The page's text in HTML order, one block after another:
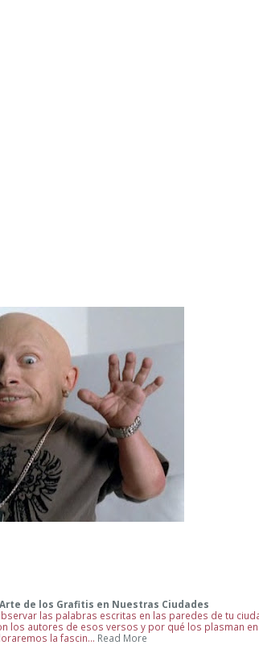
de los Grafitis en Nuestras Ciudades
las palabras escritas en las paredes de tu
los autores de esos versos y por qué los plasman en
la fascin… Read More